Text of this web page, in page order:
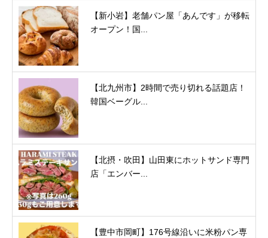
【新小岩】老舗パン屋「あんです」が移転
オープン！国...
【北九州市】2時間で売り切れる話題店！
韓国ベーグル...
【北摂・吹田】山田東にホットサンド専門
店「エンバー...
【豊中市岡町】176号線沿いに米粉パン専